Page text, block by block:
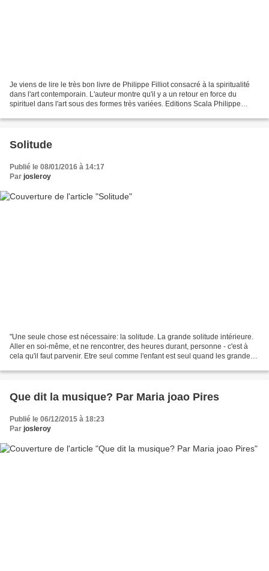
Je viens de lire le très bon livre de Philippe Filliot consacré à la spiritualité
dans l'art contemporain. L'auteur montre qu'il y a un retour en force du
spirituel dans l'art sous des formes très variées. Editions Scala Philippe
Solitude
Publié le 08/01/2016 à 14:17
Par josleroy
"Une seule chose est nécessaire: la solitude. La grande solitude intérieure.
Aller en soi-même, et ne rencontrer, des heures durant, personne - c'est à
cela qu'il faut parvenir. Etre seul comme l'enfant est seul quand les grandes
Que dit la musique? Par Maria joao Pires
Publié le 06/12/2015 à 18:23
Par josleroy